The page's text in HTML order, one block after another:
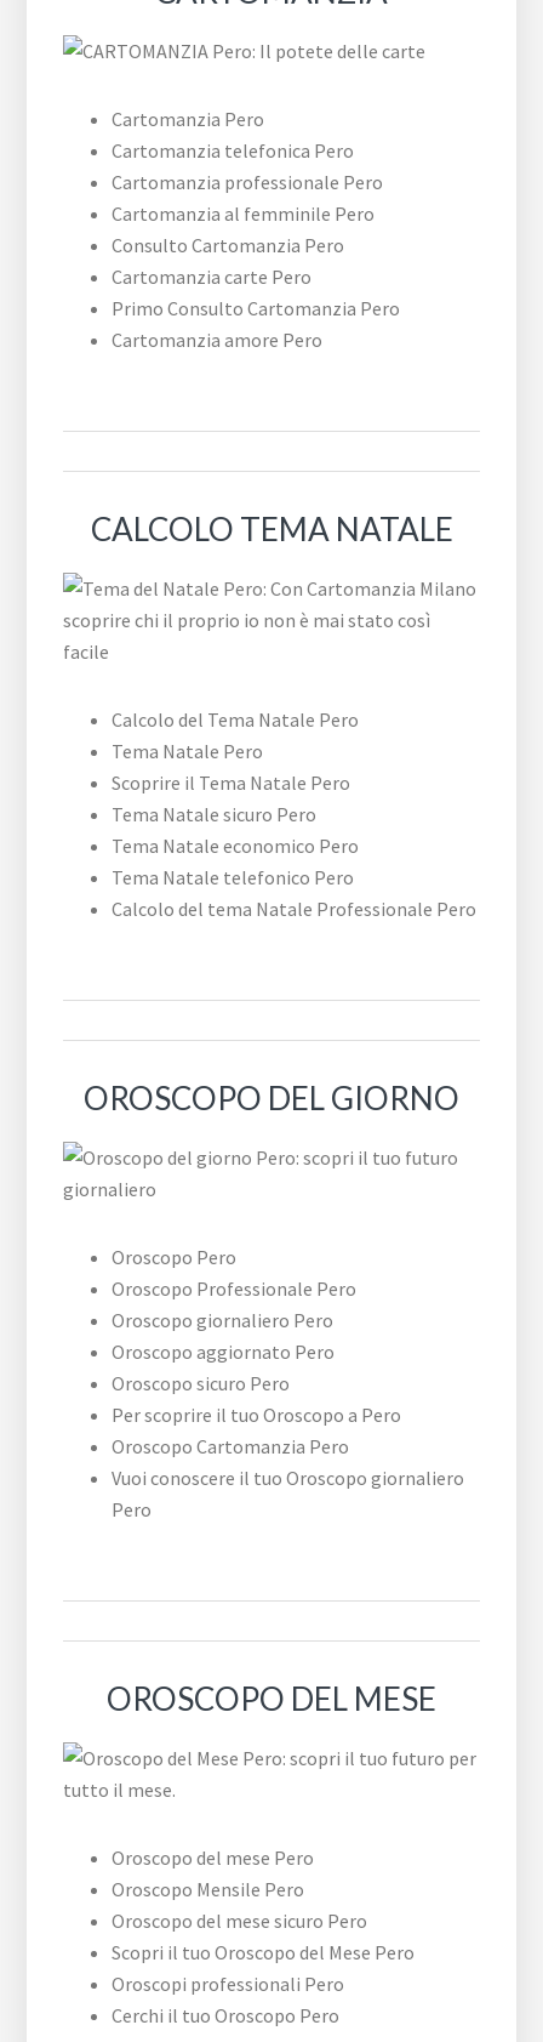
Cartomanzia Pero
Cartomanzia telefonica Pero
Cartomanzia professionale Pero
Cartomanzia al femminile Pero
Consulto Cartomanzia Pero
Cartomanzia carte Pero
Primo Consulto Cartomanzia Pero
Cartomanzia amore Pero
CALCOLO TEMA NATALE
Calcolo del Tema Natale Pero
Tema Natale Pero
Scoprire il Tema Natale Pero
Tema Natale sicuro Pero
Tema Natale economico Pero
Tema Natale telefonico Pero
Calcolo del tema Natale Professionale Pero
OROSCOPO DEL GIORNO
Oroscopo Pero
Oroscopo Professionale Pero
Oroscopo giornaliero Pero
Oroscopo aggiornato Pero
Oroscopo sicuro Pero
Per scoprire il tuo Oroscopo a Pero
Oroscopo Cartomanzia Pero
Vuoi conoscere il tuo Oroscopo giornaliero
Pero
OROSCOPO DEL MESE
Oroscopo del mese Pero
Oroscopo Mensile Pero
Oroscopo del mese sicuro Pero
Scopri il tuo Oroscopo del Mese Pero
Oroscopi professionali Pero
Cerchi il tuo Oroscopo Pero